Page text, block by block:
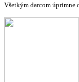
Všetkým darcom úprimne